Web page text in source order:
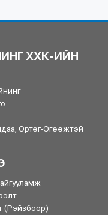
ХХК-ИЙН
Өртөг-Өгөөжтэй
(Рэйзбоор)